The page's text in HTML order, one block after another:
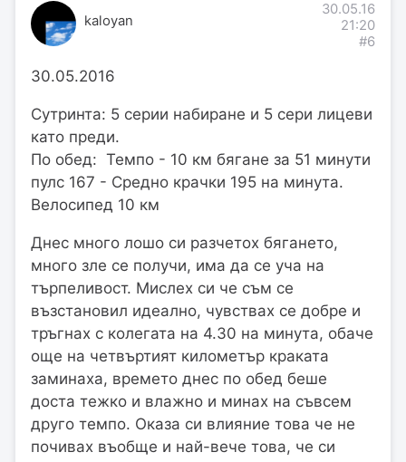
kaloyan
30.05.16
21:20
#6
30.05.2016
Сутринта: 5 серии набиране и 5 сери лицеви
като преди.
По обед: Темпо - 10 км бягане за 51 минути
пулс 167 - Средно крачки 195 на минута.
Велосипед 10 км
Днес много лошо си разчетох бягането,
много зле се получи, има да се уча на
търпеливост. Мислех си че съм се
възстановил идеално, чувствах се добре и
тръгнах с колегата на 4.30 на минута, обаче
още на четвъртият километър краката
заминаха, времето днес по обед беше
доста тежко и влажно и минах на съвсем
друго темпо. Оказа си влияние това че не
почивах въобще и най-вече това, че си